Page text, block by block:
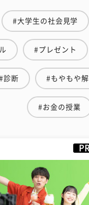
#大学生の社会見学
#プレゼント
診断 #もやもや
#お金の授業
PR